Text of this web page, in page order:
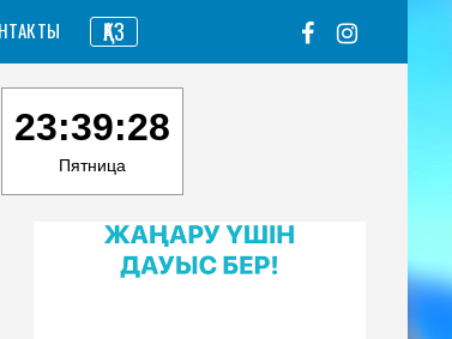
ҚАЗ
23:39:29
Пятница